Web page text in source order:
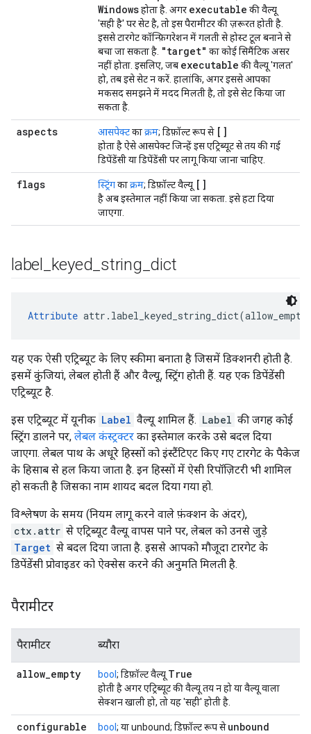
Windowsहोता है. अगर executable की वैल्यू
'सही है' पर सेट है, तो इस पैरामीटर की ज़रूरत होती है.
इससे टारगेट कॉन्फ़िगरेशन में गलती से होस्ट टूल बनाने से
बचा जा सकता है. "target" का कोई सिमैंटिक असर
नहीं होता. इसलिए, जब executable की वैल्यू 'गलत'
हो, तब इसे सेट न करें. हालांकि, अगर इससे आपका
मकसद समझने में मदद मिलती है, तो इसे सेट किया जा
सकता है.
aspects आसपेक्टकाक्रम; डिफ़ॉल्ट रूप से []
होता है ऐसे आसपेक्ट जिन्हें इस एट्रिब्यूट से तय की गई
डिपेंडेंसी या डिपेंडेंसी पर लागू किया जाना चाहिए.
flags स्ट्रिंगकाक्रम; डिफ़ॉल्ट वैल्यू []
है अब इस्तेमाल नहीं किया जा सकता. इसे हटा दिया
जाएगा.
label keyed string dict
Attribute
यह एक ऐसी एट्रिब्यूट के लिए स्कीमा बनाता है जिसमें डिक्शनरी होती है.
इसमें कुंजियां, लेबल होती हैं और वैल्यू, स्ट्रिंग होती हैं. यह एक डिपेंडेंसी
एट्रिब्यूट है.
इस एट्रिब्यूट में यूनीक Label वैल्यू शामिल हैं. Label की जगह कोई
स्ट्रिंग डालने पर, लेबल कंस्ट्रक्टर का इस्तेमाल करके उसे बदल दिया
जाएगा. लेबल पाथ के अधूरे हिस्सों को इंस्टैंटिएट किए गए टारगेट के पैकेज
के हिसाब से हल किया जाता है. इन हिस्सों में ऐसी रिपॉज़िटरी भी शामिल
हो सकती है जिसका नाम शायद बदल दिया गया हो.
विश्लेषण के समय (नियम लागू करने वाले फ़ंक्शन के अंदर),
ctx.attr से एट्रिब्यूट वैल्यू वापस पाने पर, लेबल को उनसे जुड़े
Target से बदल दिया जाता है. इससे आपको मौजूदा टारगेट के
डिपेंडेंसी प्रोवाइडर को ऐक्सेस करने की अनुमति मिलती है.
पैरामीटर
पैरामीटर ब्यौरा
allow_empty bool ; डिफ़ॉल्ट वैल्यू True
होती है अगर एट्रिब्यूट की वैल्यू तय न हो या वैल्यू वाला
सेक्शन खाली हो, तो यह 'सही' होती है.
configurable bool ; या unbound; डिफ़ॉल्ट रूप सेunbound